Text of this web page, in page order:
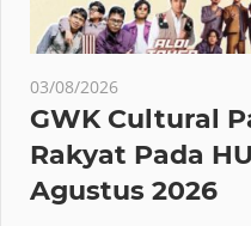
03/08/2026
GWK Cultural
Rakyat Pada
Agustus 2026